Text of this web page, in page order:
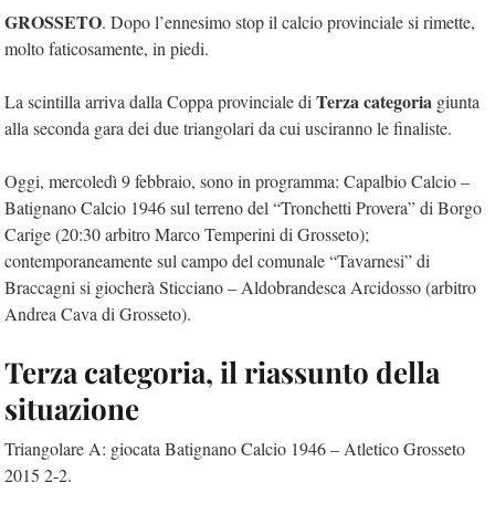
GROSSETO. Dopo l’ennesimo stop il calcio provinciale si rimette,
molto faticosamente, in piedi.
La scintilla arriva dalla Coppa provinciale di Terza categoria giunta
alla seconda gara dei due triangolari da cui usciranno le finaliste.
Oggi, mercoledì 9 febbraio, sono in programma: Capalbio Calcio –
Batignano Calcio 1946 sul terreno del “Tronchetti Provera” di Borgo
Carige (20:30 arbitro Marco Temperini di Grosseto);
contemporaneamente sul campo del comunale “Tavarnesi” di
Braccagni si giocherà Sticciano – Aldobrandesca Arcidosso (arbitro
Andrea Cava di Grosseto).
Terza categoria, il riassunto della
situazione
Triangolare A: giocata Batignano Calcio 1946 – Atletico Grosseto
2015 2-2.